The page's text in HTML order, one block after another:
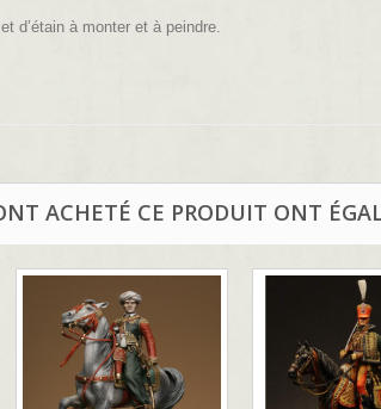
d’étain à monter et à peindre.
ACHETÉ CE PRODUIT ONT